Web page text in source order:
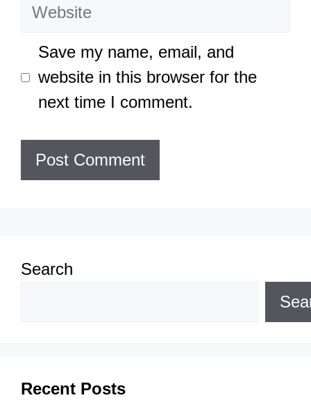
Website
Save my name, email, and
website in this browser for the
next time I comment.
Search
Recent Posts